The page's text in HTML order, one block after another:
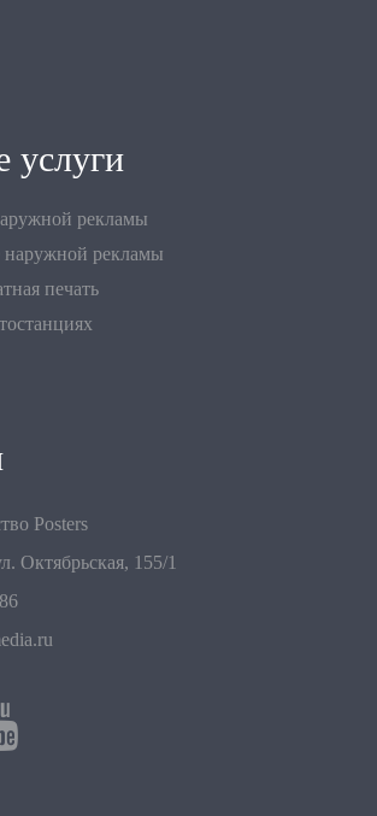
услуги
рекламы
наружной рекламы
печать
Posters
Октябрьская, 155/1